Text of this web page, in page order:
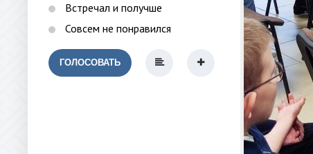
Встречал и получше
Совсем не понравился
ГОЛОСОВАТЬ